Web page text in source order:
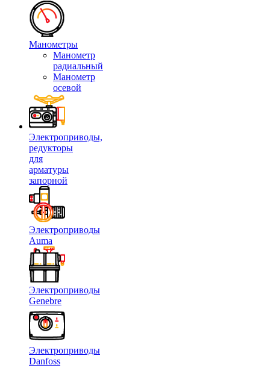
Манометры
Манометр
радиальный
Манометр
осевой
Электроприводы,
редукторы
для
арматуры
запорной
Электроприводы
Auma
Электроприводы
Genebre
Электроприводы
Danfoss